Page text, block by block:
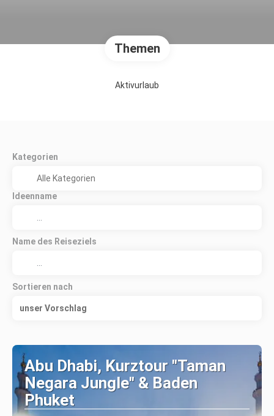
Themen
Aktivurlaub
Kategorien
Ideenname
Name des Reiseziels
Sortieren nach
unser Vorschlag
Abu Dhabi, Kurztour "Taman
Negara Jungle" & Baden
Phuket